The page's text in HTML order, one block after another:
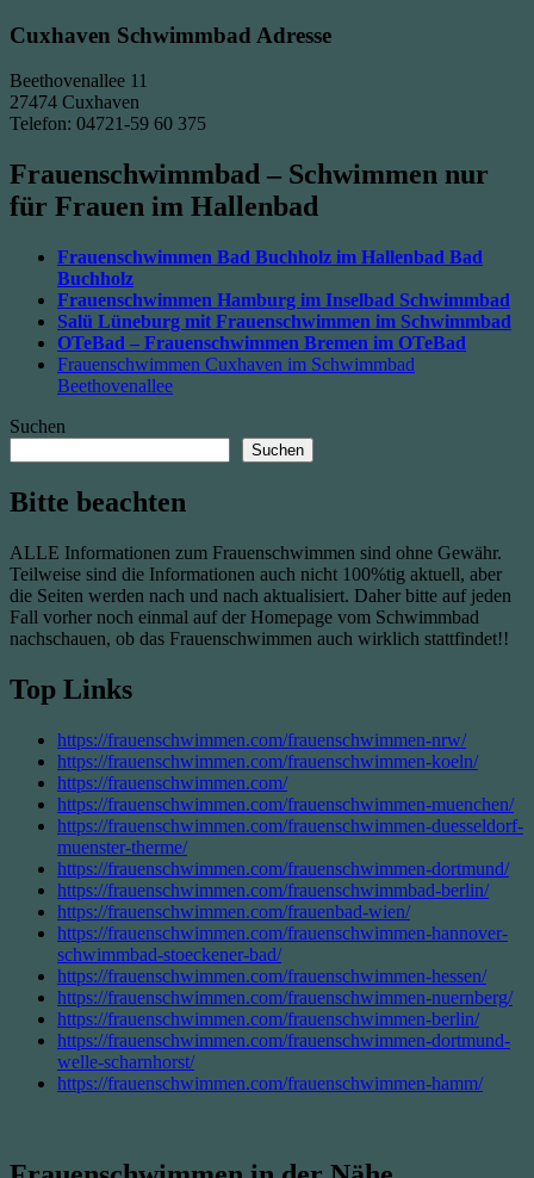
Cuxhaven Schwimmbad Adresse
Beethovenallee 11
27474 Cuxhaven
Telefon: 04721-59 60 375
Frauenschwimmbad – Schwimmen nur
für Frauen im Hallenbad
Frauenschwimmen Bad Buchholz im Hallenbad Bad
Buchholz
Frauenschwimmen Hamburg im Inselbad Schwimmbad
Salü Lüneburg mit Frauenschwimmen im Schwimmbad
OTeBad – Frauenschwimmen Bremen im OTeBad
Frauenschwimmen Cuxhaven im Schwimmbad
Beethovenallee
Suchen
Suchen
Bitte beachten
ALLE Informationen zum Frauenschwimmen sind ohne Gewähr.
Teilweise sind die Informationen auch nicht 100%tig aktuell, aber
die Seiten werden nach und nach aktualisiert. Daher bitte auf jeden
Fall vorher noch einmal auf der Homepage vom Schwimmbad
nachschauen, ob das Frauenschwimmen auch wirklich stattfindet!!
Top Links
https://frauenschwimmen.com/frauenschwimmen-nrw/
https://frauenschwimmen.com/frauenschwimmen-koeln/
https://frauenschwimmen.com/
https://frauenschwimmen.com/frauenschwimmen-muenchen/
https://frauenschwimmen.com/frauenschwimmen-duesseldorf-
muenster-therme/
https://frauenschwimmen.com/frauenschwimmen-dortmund/
https://frauenschwimmen.com/frauenschwimmbad-berlin/
https://frauenschwimmen.com/frauenbad-wien/
https://frauenschwimmen.com/frauenschwimmen-hannover-
schwimmbad-stoeckener-bad/
https://frauenschwimmen.com/frauenschwimmen-hessen/
https://frauenschwimmen.com/frauenschwimmen-nuernberg/
https://frauenschwimmen.com/frauenschwimmen-berlin/
https://frauenschwimmen.com/frauenschwimmen-dortmund-
welle-scharnhorst/
https://frauenschwimmen.com/frauenschwimmen-hamm/